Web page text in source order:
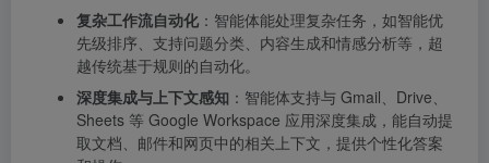
复杂工作流自动化 ：智能体能处理复杂任务，如智能优
先级排序、支持问题分类、内容生成和情感分析等，超
越传统基于规则的自动化。
深度集成与上下文感知 ：智能体支持与 Gmail、Drive、
Sheets 等 Google Workspace 应用深度集成，能自动提
取文档、邮件和网页中的相关上下文，提供个性化答案